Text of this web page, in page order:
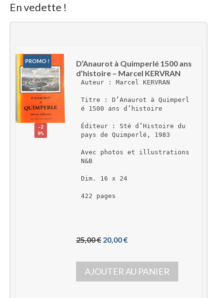
En vedette !
PROMO !
-2
0%
D’Anaurot à Quimperlé 1500 ans
d’histoire – Marcel KERVRAN
Auteur : Marcel KERVRAN
Titre : D’Anaurot à Quimperl
é 1500 ans d’histoire
Éditeur : Sté d’Histoire du
pays de Quimperlé, 1983
Avec photos et illustrations
N&B
Dim. 16 x 24
422 pages
25,00 € L
p
r
i
20,00 €L
p
r
i
AJOUTER AU PANIER